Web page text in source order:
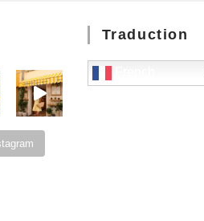
Traduction